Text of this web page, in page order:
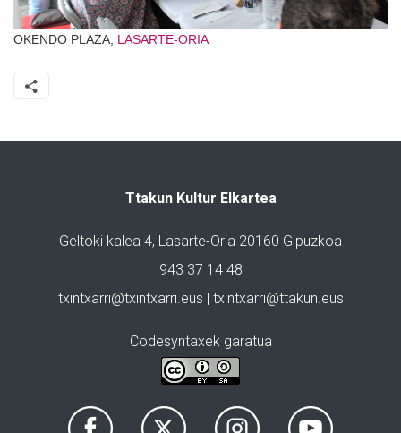
OKENDO PLAZA, LASARTE-ORIA
Ttakun Kultur Elkartea
Geltoki kalea 4, Lasarte-Oria 20160 Gipuzkoa
943 37 14 48
txintxarri@txintxarri.eus | txintxarri@ttakun.eus
Codesyntaxek garatua